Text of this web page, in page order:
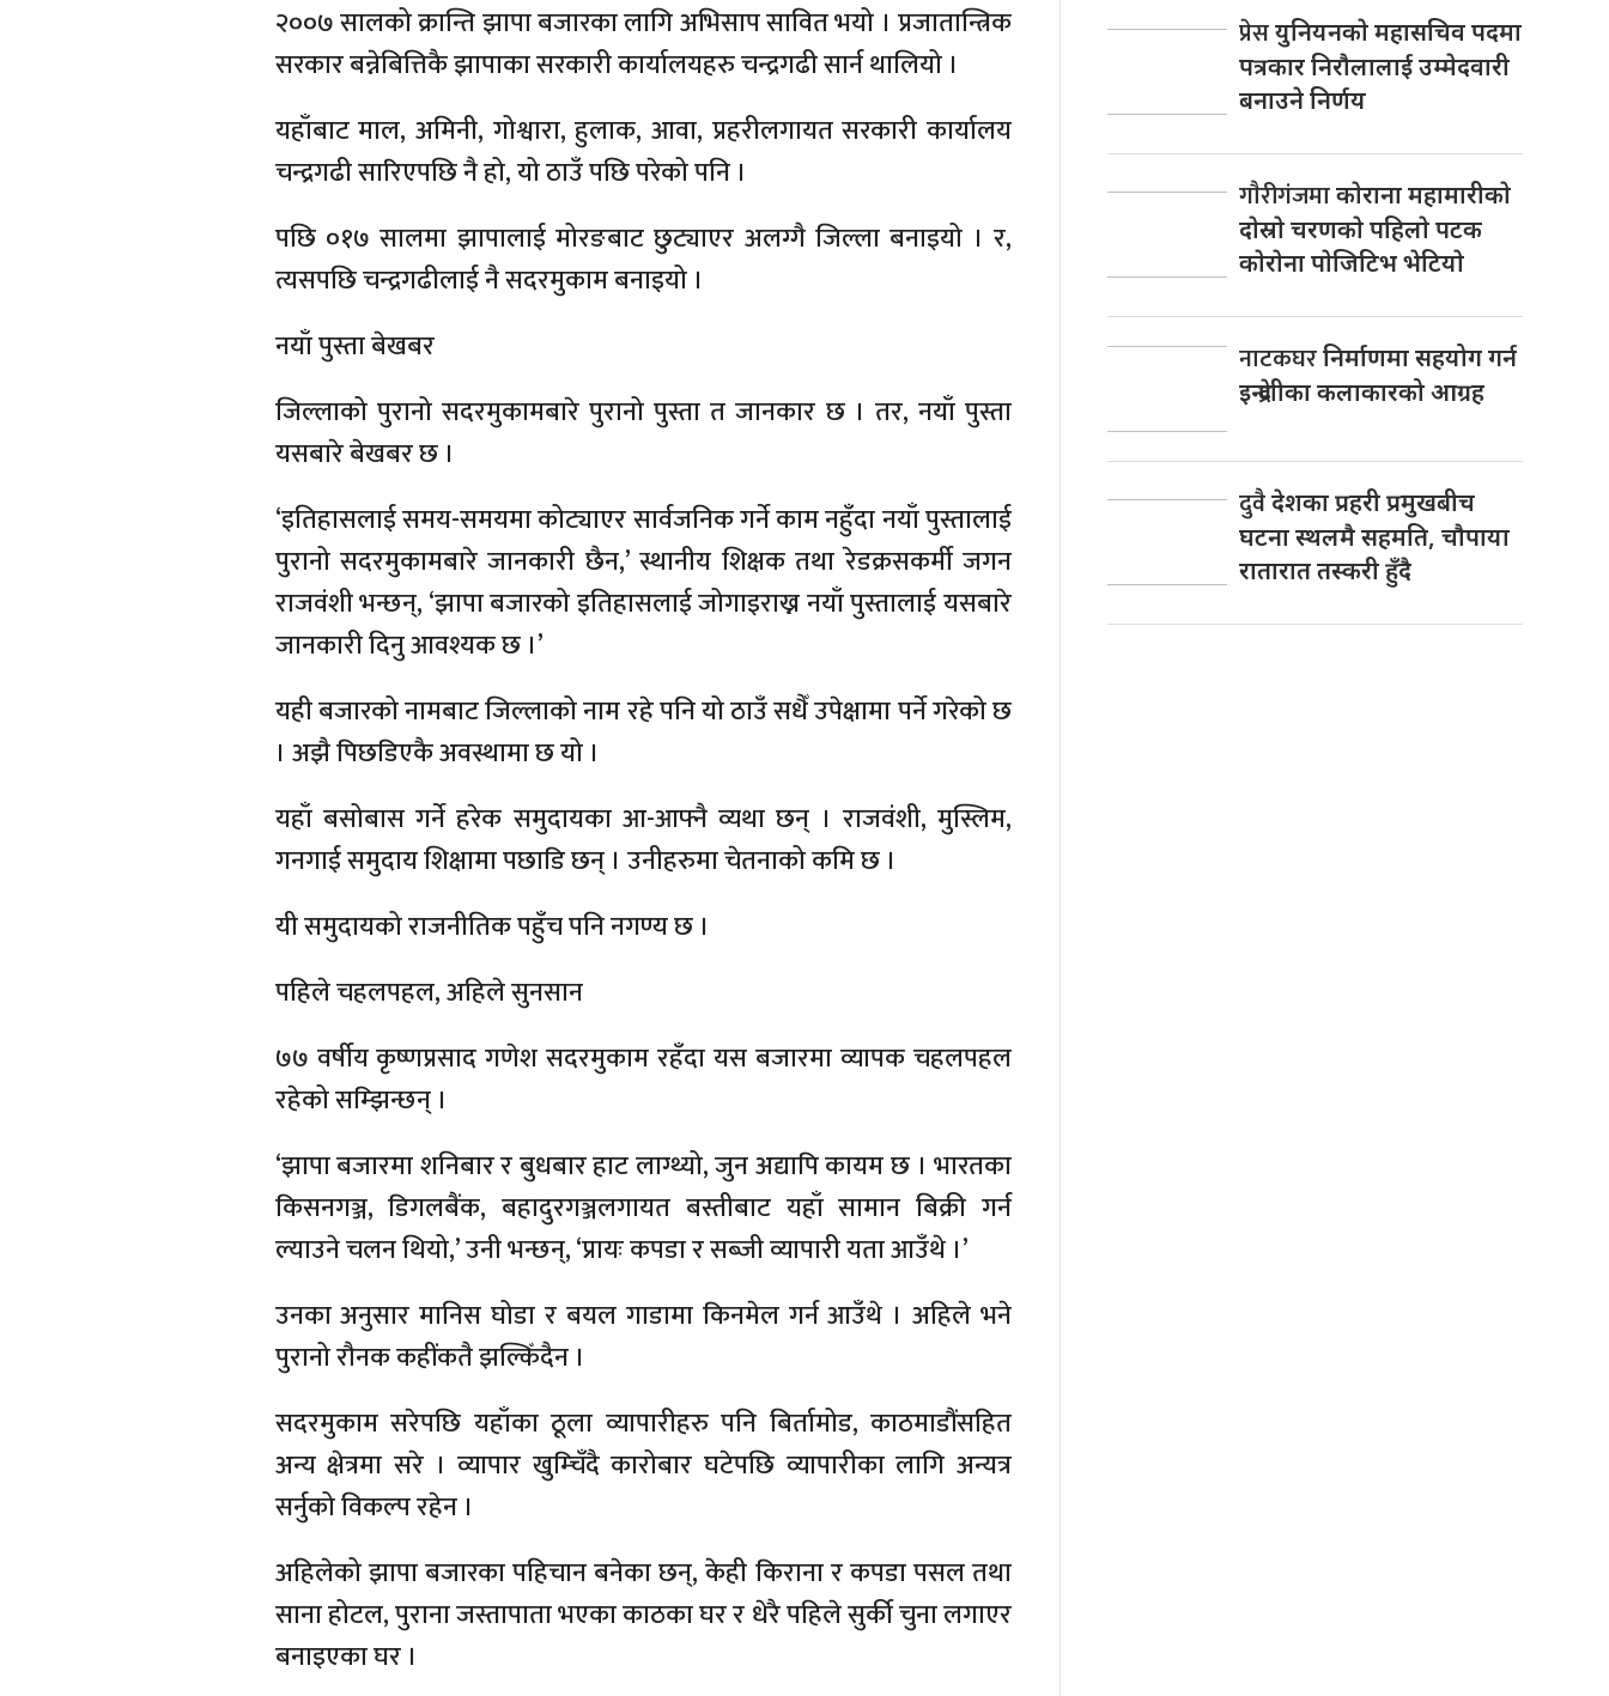
२००७ सालको क्रान्ति झापा बजारका लागि अभिसाप सावित भयो । प्रजातान्त्रिक
सरकार बन्नेबित्तिकै झापाका सरकारी कार्यालयहरु चन्द्रगढी सार्न थालियो ।
यहाँबाट माल, अमिनी, गोश्वारा, हुलाक, आवा, प्रहरीलगायत सरकारी कार्यालय
चन्द्रगढी सारिएपछि नै हो, यो ठाउँ पछि परेको पनि ।
पछि ०१७ सालमा झापालाई मोरङबाट छुट्याएर अलग्गै जिल्ला बनाइयो । र,
त्यसपछि चन्द्रगढीलाई नै सदरमुकाम बनाइयो ।
नयाँ पुस्ता बेखबर
जिल्लाको पुरानो सदरमुकामबारे पुरानो पुस्ता त जानकार छ । तर, नयाँ पुस्ता
यसबारे बेखबर छ ।
‘इतिहासलाई समय-समयमा कोट्याएर सार्वजनिक गर्ने काम नहुँदा नयाँ पुस्तालाई
पुरानो सदरमुकामबारे जानकारी छैन,’ स्थानीय शिक्षक तथा रेडक्रसकर्मी जगन
राजवंशी भन्छन्, ‘झापा बजारको इतिहासलाई जोगाइराख्न नयाँ पुस्तालाई यसबारे
जानकारी दिनु आवश्यक छ ।’
यही बजारको नामबाट जिल्लाको नाम रहे पनि यो ठाउँ सधैँ उपेक्षामा पर्ने गरेको छ
। अझै पिछडिएकै अवस्थामा छ यो ।
यहाँ बसोबास गर्ने हरेक समुदायका आ-आफ्नै व्यथा छन् । राजवंशी, मुस्लिम,
गनगाई समुदाय शिक्षामा पछाडि छन् । उनीहरुमा चेतनाको कमि छ ।
यी समुदायको राजनीतिक पहुँच पनि नगण्य छ ।
पहिले चहलपहल, अहिले सुनसान
७७ वर्षीय कृष्णप्रसाद गणेश सदरमुकाम रहँदा यस बजारमा व्यापक चहलपहल
रहेको सम्झिन्छन् ।
‘झापा बजारमा शनिबार र बुधबार हाट लाग्थ्यो, जुन अद्यापि कायम छ । भारतका
किसनगञ्ज, डिगलबैंक, बहादुरगञ्जलगायत बस्तीबाट यहाँ सामान बिक्री गर्न
ल्याउने चलन थियो,’ उनी भन्छन्, ‘प्रायः कपडा र सब्जी व्यापारी यता आउँथे ।’
उनका अनुसार मानिस घोडा र बयल गाडामा किनमेल गर्न आउँथे । अहिले भने
पुरानो रौनक कहींकतै झल्किँदैन ।
सदरमुकाम सरेपछि यहाँका ठूला व्यापारीहरु पनि बिर्तामोड, काठमाडौंसहित
अन्य क्षेत्रमा सरे । व्यापार खुम्चिँदै कारोबार घटेपछि व्यापारीका लागि अन्यत्र
सर्नुको विकल्प रहेन ।
अहिलेको झापा बजारका पहिचान बनेका छन्, केही किराना र कपडा पसल तथा
साना होटल, पुराना जस्तापाता भएका काठका घर र धेरै पहिले सुर्की चुना लगाएर
बनाइएका घर ।
प्रेसयुनियनकाे महासचिव पदमा
पत्रकार निराैलालाई उम्मेदवारी
बनाउने निर्णय
गाैरीगंजमाकाेराना महामारीकाे
दाेस्राे चरणकाे पहिलाे पटक
काेराेना पाेजिटिभ भेटियाे
नाटकघरनिर्माणमा सहयोग गर्न
इन्द्रेणीका कलाकारको आग्रह
दुवैदेशका प्रहरी प्रमुखबीच
घटना स्थलमै सहमति, चाैपाया
रातारात तस्करी हुँदै